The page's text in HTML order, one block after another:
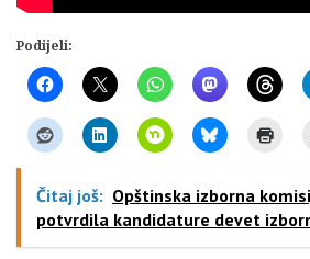
Podijeli:
Čitaj još: Opštinska izborna
potvrdila kandidature devet